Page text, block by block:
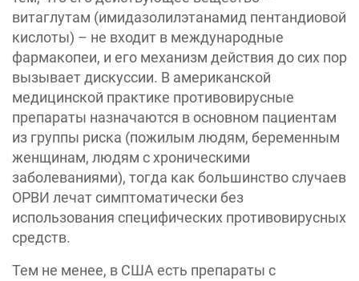
витаглутам (имидазолилэтанамид пентандиовой
кислоты) – не входит в международные
фармакопеи, и его механизм действия до сих пор
вызывает дискуссии. В американской
медицинской практике противовирусные
препараты назначаются в основном пациентам
из группы риска (пожилым людям, беременным
женщинам, людям с хроническими
заболеваниями), тогда как большинство случаев
ОРВИ лечат симптоматически без
использования специфических противовирусных
средств.
Тем не менее, в США есть препараты с